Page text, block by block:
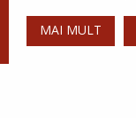
MAI MULT